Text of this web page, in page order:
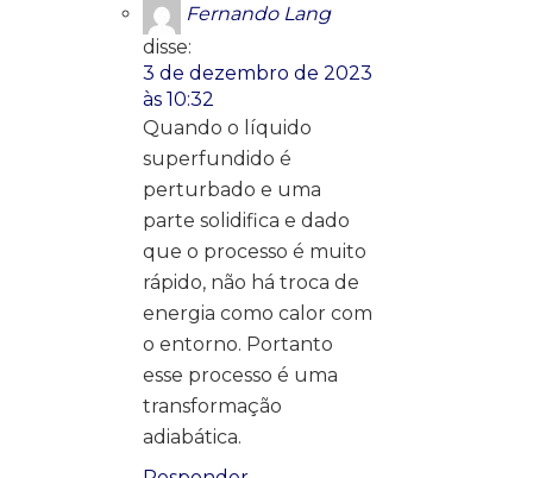
Fernando Lang
disse:
3 de dezembro de 2023
às 10:32
Quando o líquido
superfundido é
perturbado e uma
parte solidifica e dado
que o processo é muito
rápido, não há troca de
energia como calor com
o entorno. Portanto
esse processo é uma
transformação
adiabática.